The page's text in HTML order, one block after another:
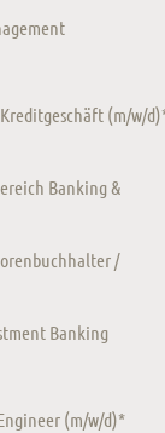
(m/w/
Banking &
/
Banking
(m/w/d)*